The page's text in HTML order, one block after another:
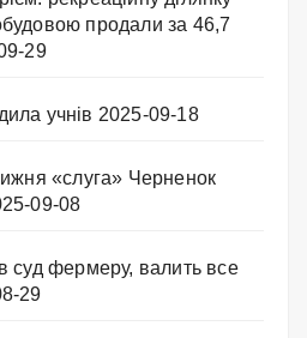
продали за 46,7
29
учнів 2025-09-18
«слуга» Черненок
09-08
суд фермеру, валить все
29